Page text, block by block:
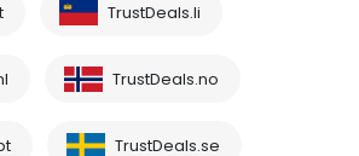
TrustDeals.li
TrustDeals.no
TrustDeals.se